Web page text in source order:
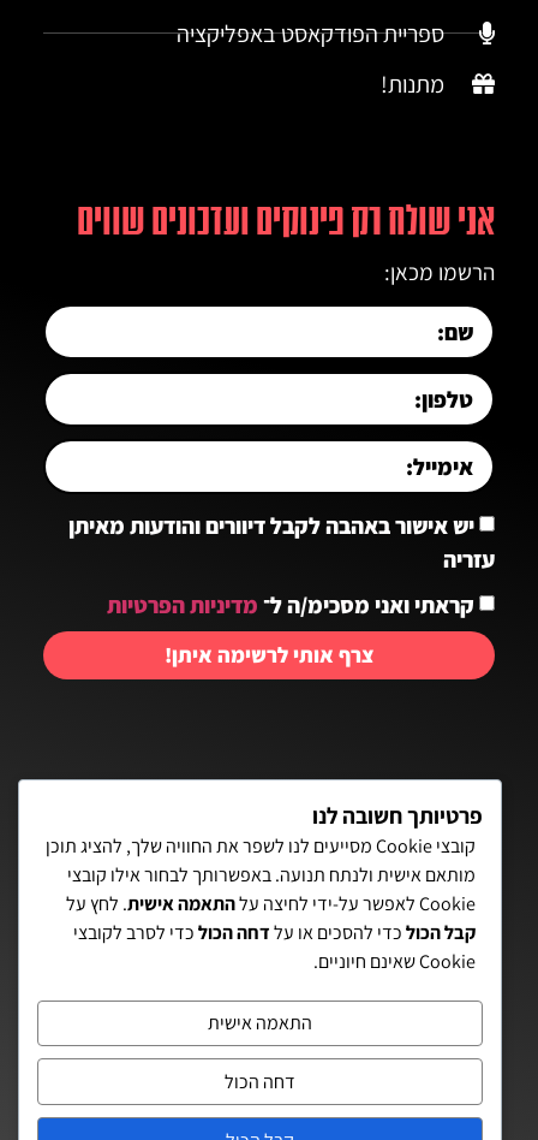
ספריית הפודקאסט באפליקציה
מתנות!
אני שולח רק פינוקים ועדכונים שווים
הרשמו מכאן:
יש אישור באהבה לקבל דיוורים והודעות מאיתן
עזריה
קראתי ואני מסכימ/ה ל־ מדיניות הפרטיות
צרף אותי לרשימה איתן!
יצירת קשר:
פאת השולחן 15, תל-אביב
072-3972700
eitanaz2@gmail.com
הצהרת נגישות
פרטיותך חשובה לנו
קובצי Cookie מסייעים לנו לשפר את החוויה שלך, להציג תוכן
מותאם אישית ולנתח תנועה. באפשרותך לבחור אילו קובצי
Cookie לאפשר על-ידי לחיצה על
התאמה אישית. לחץ על
קבל הכולכדי להסכים או עלדחה הכולכדי לסרב לקובצי
Cookie שאינם חיוניים.
התאמה אישית
דחה הכול